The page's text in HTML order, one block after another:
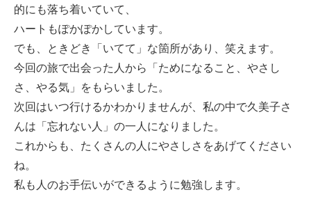
的にも落ち着いていて、
ハートもぽかぽかしています。
でも、ときどき「いてて」な箇所があり、笑えます。
今回の旅で出会った人から「ためになること、やさし
さ、やる気」をもらいました。
次回はいつ行けるかわかりませんが、私の中で久美子さ
んは「忘れない人」の一人になりました。
これからも、たくさんの人にやさしさをあげてください
ね。
私も人のお手伝いができるように勉強します。